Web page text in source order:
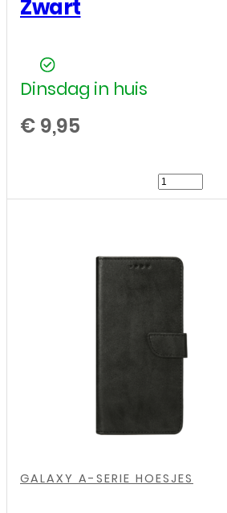
Zwart
Dinsdag in huis
€ 9,95
Siliconen
hoesje
Samsung
Galaxy
A07
-
Zwart
GALAXY A-SERIE HOESJES